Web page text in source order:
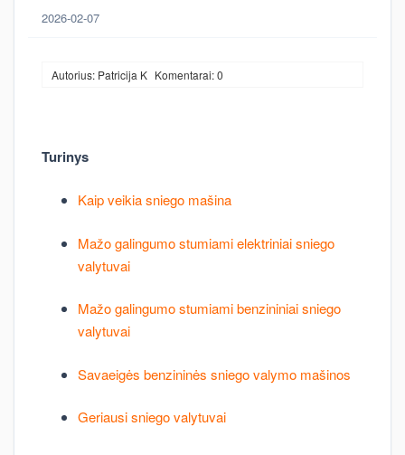
2026-02-07
Autorius: Patricija K Komentarai: 0
Turinys
Kaip veikia sniego mašina
Mažo galingumo stumiami elektriniai sniego
valytuvai
Mažo galingumo stumiami benzininiai sniego
valytuvai
Savaeigės benzininės sniego valymo mašinos
Geriausi sniego valytuvai